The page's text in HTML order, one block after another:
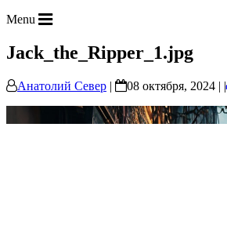
Menu
Jack_the_Ripper_1.jpg
Анатолий Север | 08 октября, 2024 | |